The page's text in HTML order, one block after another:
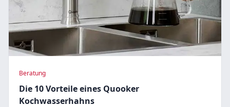
Beratung
Die 10 Vorteile eines Quooker
Kochwasserhahns